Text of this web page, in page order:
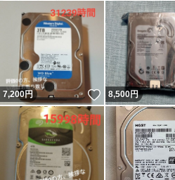
7,200円 いいね！
8,500円